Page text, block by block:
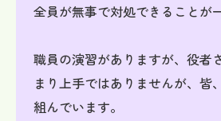
全員が無事で対処できることが
職員の演習がありますが、役者
まり上手ではありませんが、皆
組んでいます。